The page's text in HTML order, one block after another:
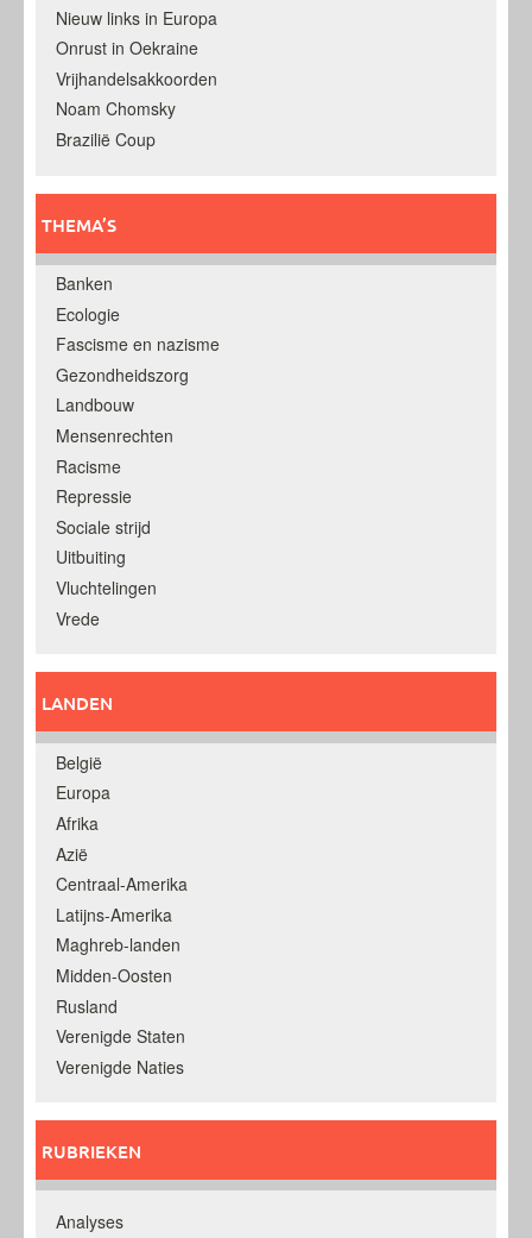
Nieuw links in Europa
Onrust in Oekraine
Vrijhandelsakkoorden
Noam Chomsky
Brazilië Coup
THEMA’S
Banken
Ecologie
Fascisme en nazisme
Gezondheidszorg
Landbouw
Mensenrechten
Racisme
Repressie
Sociale strijd
Uitbuiting
Vluchtelingen
Vrede
LANDEN
België
Europa
Afrika
Azië
Centraal-Amerika
Latijns-Amerika
Maghreb-landen
Midden-Oosten
Rusland
Verenigde Staten
Verenigde Naties
RUBRIEKEN
Analyses